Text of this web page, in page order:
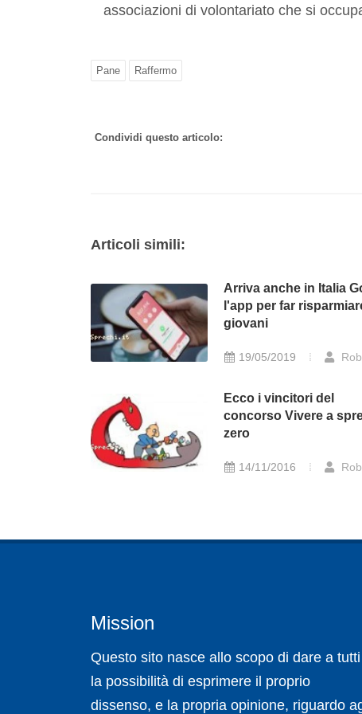
associazioni di volontariato che si
Pane Raffermo
Condividi questo articolo:
Articoli simili:
Arriva anche in Italia
l'app per far
giovani
19/05/2019
Ecco i vincitori del
concorso Vivere a
zero
14/11/2016
Mission
Questo sito nasce allo scopo di dare a tutti
la possibilità di esprimere il proprio
dissenso, e la propria opinione, riguardo